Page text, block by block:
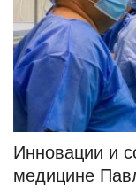
Инновации и
медицине